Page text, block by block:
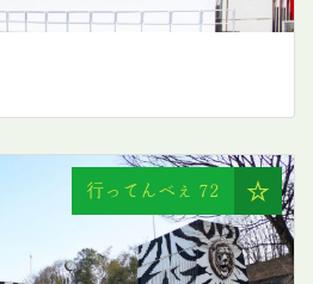
行ってんべぇ 72